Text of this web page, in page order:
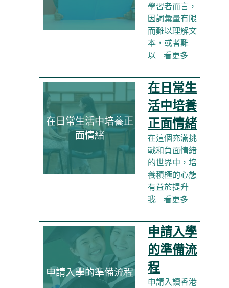
學習者而言，
因詞彙量有限
而難以理解文
本，或者難
以… 看更多
在日常生活中培養正
面情緒
在日常生
活中培養
正面情緒
在這個充滿挑
戰和負面情緒
的世界中，培
養積極的心態
有益於提升
我… 看更多
申請入學的準備流程
申請入學
的準備流
程
申請入讀香港